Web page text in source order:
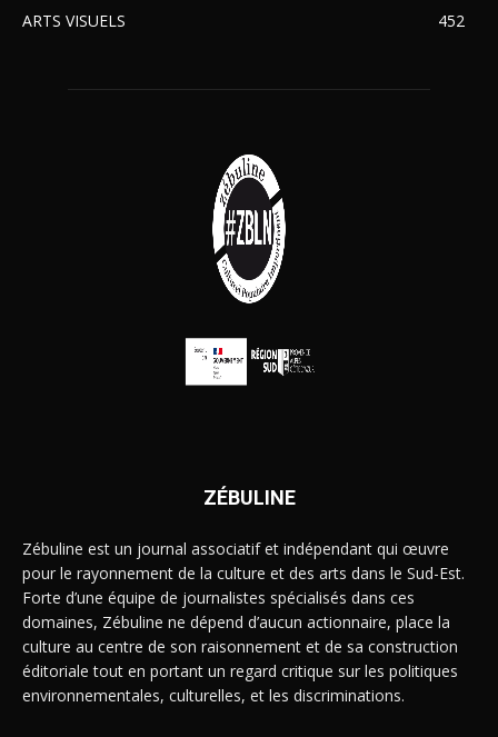
ARTS VISUELS
452
ZÉBULINE
Zébuline est un journal associatif et indépendant qui œuvre
pour le rayonnement de la culture et des arts dans le Sud-Est.
Forte d’une équipe de journalistes spécialisés dans ces
domaines, Zébuline ne dépend d’aucun actionnaire, place la
culture au centre de son raisonnement et de sa construction
éditoriale tout en portant un regard critique sur les politiques
environnementales, culturelles, et les discriminations.